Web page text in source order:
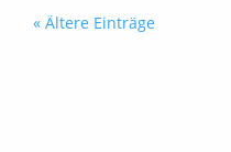
« Ältere Einträge